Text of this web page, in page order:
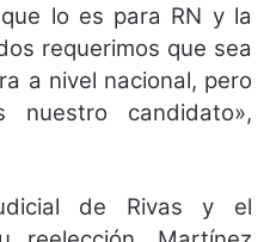
lo es para RN y la
requerimos que sea
a nivel nacional, pero
candidato»,
de Rivas y el